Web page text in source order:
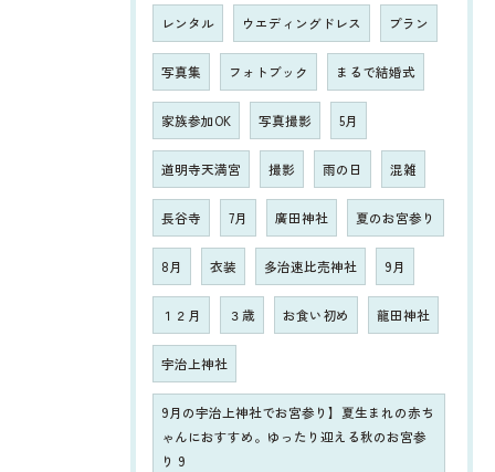
レンタル ウエディングドレス プラン
写真集 フォトブック まるで結婚式
家族参加OK 写真撮影 5月
道明寺天満宮 撮影 雨の日 混雑
長谷寺 7月 廣田神社 夏のお宮参り
8月 衣装 多治速比売神社 9月
１２月 ３歳 お食い初め 龍田神社
宇治上神社
9月の宇治上神社でお宮参り】夏生まれの赤ち
ゃんにおすすめ。ゆったり迎える秋のお宮参
り 9